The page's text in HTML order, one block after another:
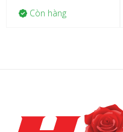
Còn hàng